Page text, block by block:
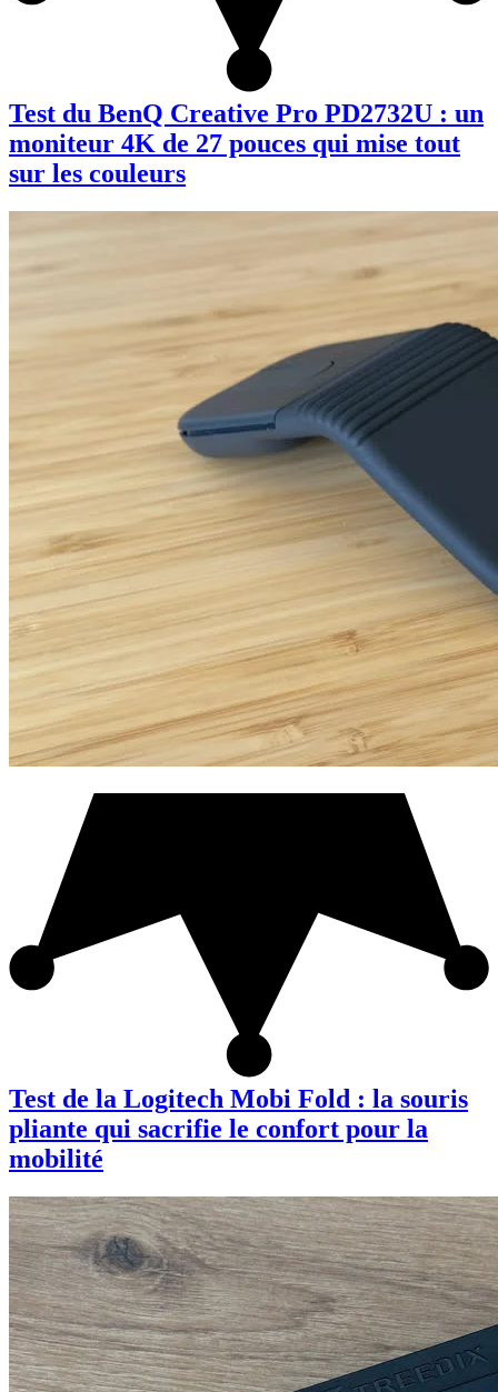
Test du BenQ Creative Pro PD2732U : un
moniteur 4K de 27 pouces qui mise tout
sur les couleurs
Test de la Logitech Mobi Fold : la souris
pliante qui sacrifie le confort pour la
mobilité